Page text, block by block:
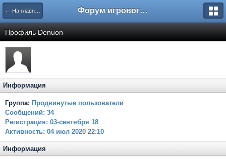
← На главную Форум игрового проекта Riverrise
Профиль Dеnuon
Информация
Группа: Продвинутые пользователи
Сообщений: 34
Регистрация: 03-сентября 18
Активность: 04 июл 2020 22:10
Информация